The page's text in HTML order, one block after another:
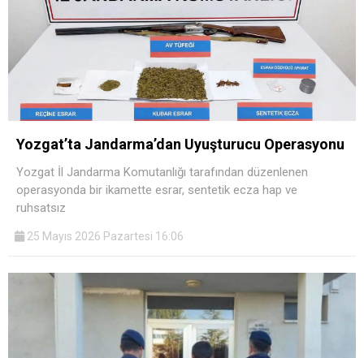
Yozgat’ta Jandarma’dan Uyuşturucu Operasyonu
Yozgat İl Jandarma Komutanlığı tarafından düzenlenen
operasyonda bir ikamette esrar, sentetik ecza hap ve
ruhsatsız
25 Mayıs 2026 Pazartesi 16:06